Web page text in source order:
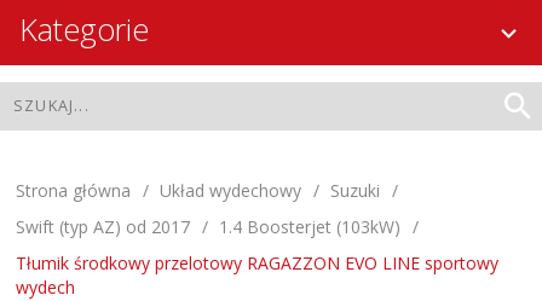
Kategorie
Strona główna Układ wydechowy
Suzuki
Swift (typ AZ) od 2017
1.4 Boosterjet (103kW)
Tłumik środkowy przelotowy RAGAZZON EVO LINE sportowy
wydech